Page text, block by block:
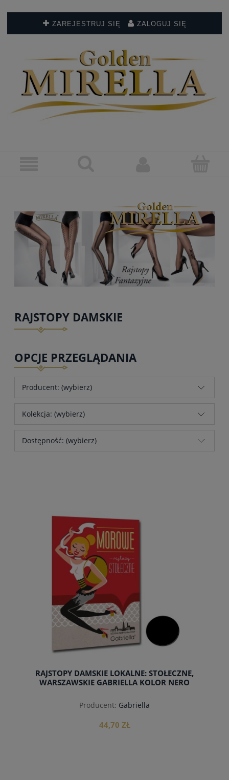
ZAREJESTRUJ SIĘ ZALOGUJ SIĘ
RAJSTOPY DAMSKIE
OPCJE PRZEGLĄDANIA
Producent: (wybierz)
Kolekcja: (wybierz)
Dostępność: (wybierz)
RAJSTOPY DAMSKIE LOKALNE: STOŁECZNE,
WARSZAWSKIE GABRIELLA KOLOR NERO
Producent: Gabriella
44,70 ZŁ